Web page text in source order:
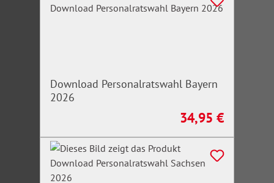
Download Personalratswahl Bayern
2026
Regulärer Preis:
34,95 €